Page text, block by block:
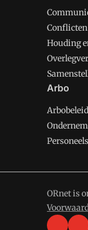
Conflicten
Houding
Arbo
Arbobeleid
ORnet is